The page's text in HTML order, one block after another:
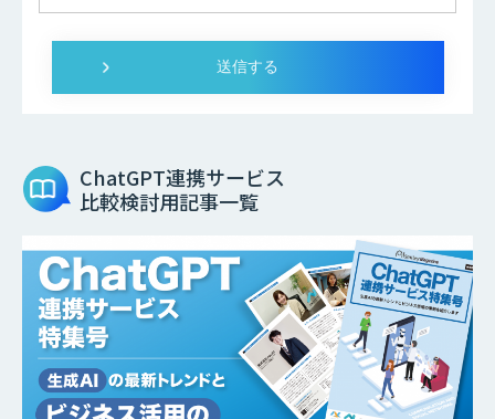
ChatGPT連携サービス
比較検討用記事一覧